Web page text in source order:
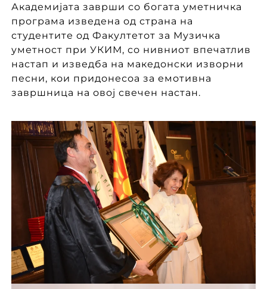
Академијата заврши со богата уметничка
програма изведена од страна на
студентите од Факултетот за Музичка
уметност при УКИМ, со нивниот впечатлив
настап и изведба на македонски изворни
песни, кои придонесоа за емотивна
завршница на овој свечен настан.